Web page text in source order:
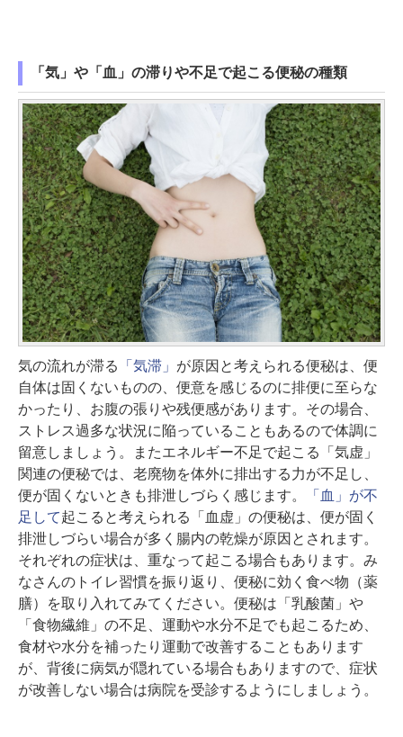
「気」や「血」の滞りや不足で起こる便秘の種類
気の流れが滞る 「気滞」 が原因と考えられる便秘は、便
自体は固くないものの、便意を感じるのに排便に至らな
かったり、お腹の張りや残便感があります。その場合、
ストレス過多な状況に陥っていることもあるので体調に
留意しましょう。またエネルギー不足で起こる「気虚」
関連の便秘では、老廃物を体外に排出する力が不足し、
便が固くないときも排泄しづらく感じます。
「血」が不
足して起こると考えられる「血虚」の便秘は、便が固く
排泄しづらい場合が多く腸内の乾燥が原因とされます。
それぞれの症状は、重なって起こる場合もあります。み
なさんのトイレ習慣を振り返り、便秘に効く食べ物（薬
膳）を取り入れてみてください。便秘は「乳酸菌」や
「食物繊維」の不足、運動や水分不足でも起こるため、
食材や水分を補ったり運動で改善することもあります
が、背後に病気が隠れている場合もありますので、症状
が改善しない場合は病院を受診するようにしましょう。